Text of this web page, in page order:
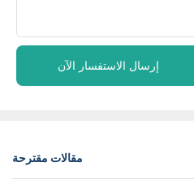
إرسال الاستفسار الآن
مقالات مقترحة